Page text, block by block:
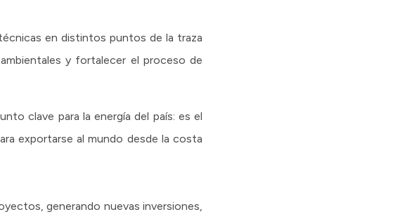
en distintos puntos de la traza
y fortalecer el proceso de
clave para la energía del país: es el
exportarse al mundo desde la costa
generando nuevas inversiones,